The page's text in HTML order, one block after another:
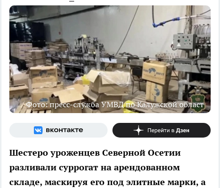
Фото: пресс-служба УМВД по Калужской област
Шестеро уроженцев Северной Осетии
разливали суррогат на арендованном
складе, маскируя его под элитные марки, а